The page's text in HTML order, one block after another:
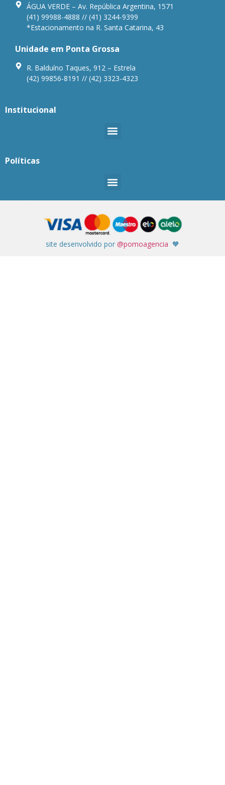
ÁGUA VERDE – Av. República Argentina, 1571
(41) 99988-4888 // (41) 3244-9399
*Estacionamento na R. Santa Catarina, 43
Unidade em Ponta Grossa
R. Balduíno Taques, 912 – Estrela
(42) 99856-8191 // (42) 3323-4323
Institucional
Políticas
site desenvolvido por @pomoagencia 🧡